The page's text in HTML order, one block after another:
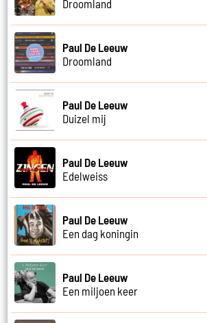
Droomland
Paul De Leeuw
Droomland
Paul De Leeuw
Duizel mij
Paul De Leeuw
Edelweiss
Paul De Leeuw
Een dag koningin
Paul De Leeuw
Een miljoen keer